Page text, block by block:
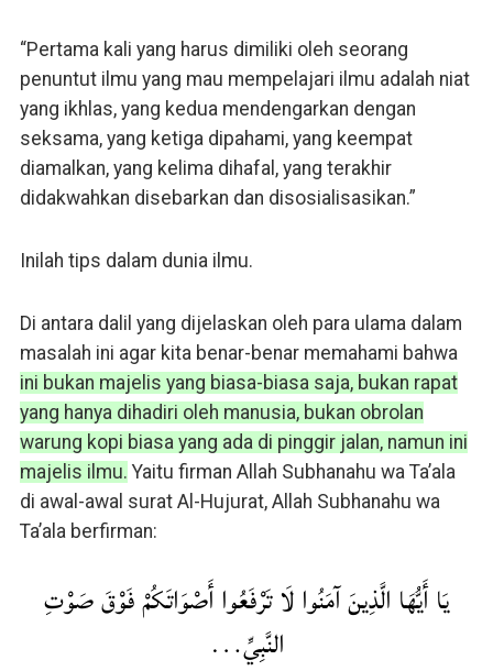
“Pertama kali yang harus dimiliki oleh seorang
penuntut ilmu yang mau mempelajari ilmu adalah niat
yang ikhlas, yang kedua mendengarkan dengan
seksama, yang ketiga dipahami, yang keempat
diamalkan, yang kelima dihafal, yang terakhir
didakwahkan disebarkan dan disosialisasikan.”
Inilah tips dalam dunia ilmu.
Di antara dalil yang dijelaskan oleh para ulama dalam
masalah ini agar kita benar-benar memahami bahwa
ini bukan majelis yang biasa-biasa saja, bukan rapat
yang hanya dihadiri oleh manusia, bukan obrolan
warung kopi biasa yang ada di pinggir jalan, namun ini
majelis ilmu. Yaitu firman Allah Subhanahu wa Ta’ala
di awal-awal surat Al-Hujurat, Allah Subhanahu wa
Ta’ala berfirman:
يَا أَيُّهَا الَّذِينَ آمَنُوا لَا تَرْفَعُوا أَصْوَاتَكُمْ فَوْقَ صَوْتِ
النَّبِيِّ…